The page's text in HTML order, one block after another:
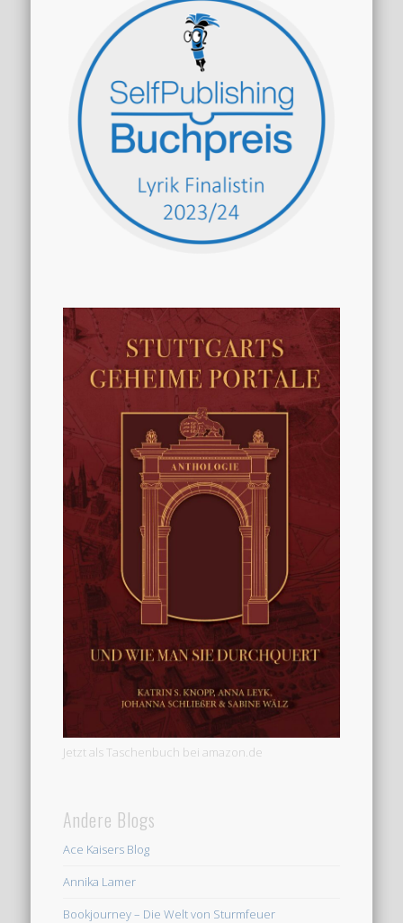
Jetzt als Taschenbuch bei amazon.de
Andere Blogs
Ace Kaisers Blog
Annika Lamer
Bookjourney – Die Welt von Sturmfeuer